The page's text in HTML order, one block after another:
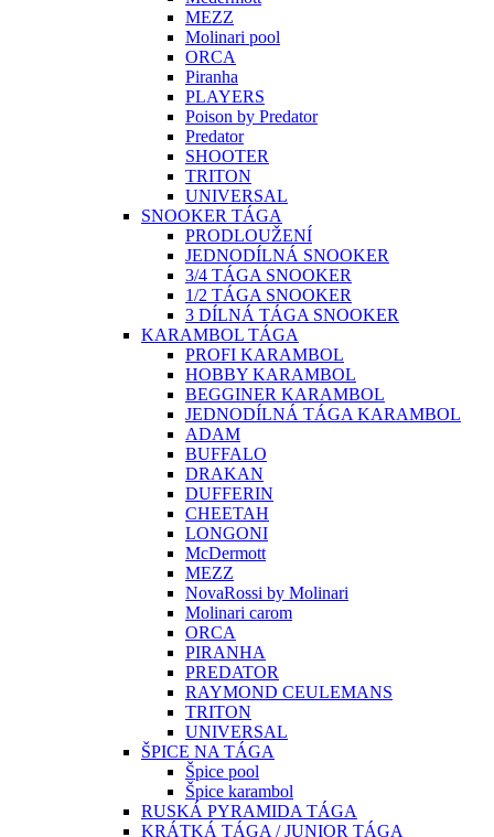
MEZZ
Molinari pool
ORCA
Piranha
PLAYERS
Poison by Predator
Predator
SHOOTER
TRITON
UNIVERSAL
SNOOKER TÁGA
PRODLOUŽENÍ
JEDNODÍLNÁ SNOOKER
3/4 TÁGA SNOOKER
1/2 TÁGA SNOOKER
3 DÍLNÁ TÁGA SNOOKER
KARAMBOL TÁGA
PROFI KARAMBOL
HOBBY KARAMBOL
BEGGINER KARAMBOL
JEDNODÍLNÁ TÁGA KARAMBOL
ADAM
BUFFALO
DRAKAN
DUFFERIN
CHEETAH
LONGONI
McDermott
MEZZ
NovaRossi by Molinari
Molinari carom
ORCA
PIRANHA
PREDATOR
RAYMOND CEULEMANS
TRITON
UNIVERSAL
ŠPICE NA TÁGA
Špice pool
Špice karambol
RUSKÁ PYRAMIDA TÁGA
KRÁTKÁ TÁGA / JUNIOR TÁGA